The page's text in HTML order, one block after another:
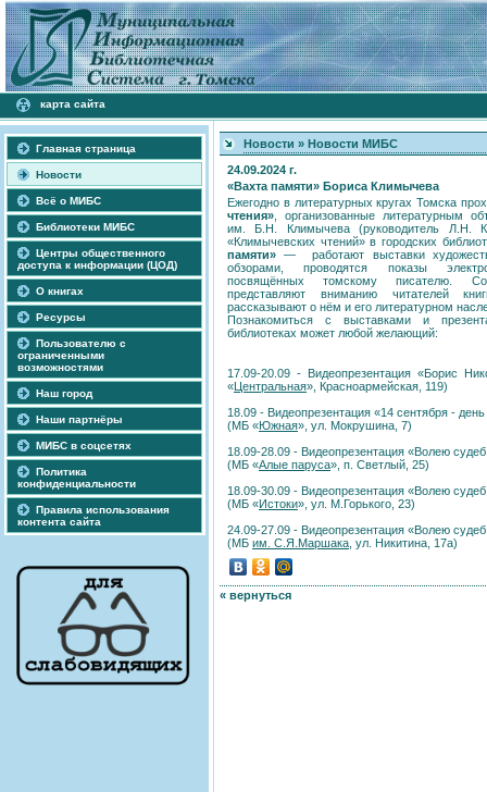
карта сайта
Главная страница
Новости
Всё о МИБС
Библиотеки МИБС
Центры общественного
доступа к информации (ЦОД)
О книгах
Ресурсы
Пользователю с
ограниченными
возможностями
Наш город
Наши партнёры
МИБС в соцсетях
Политика
конфиденциальности
Правила использования
контента сайта
Новости » Новости МИБС
24.09.2024 г.
«Вахта памяти» Бориса Климычева
Ежегодно в литературных кругах Томска
чтения» , организованные литературным
им. Б.Н. Климычева (руководитель Л.Н.
«Климычевских чтений» в городских
памяти»— работают выставки
обзорами, проводятся показы
посвящённых томскому писателю.
представляют вниманию читателей
рассказывают о нём и его литературном
Познакомиться с выставками и
библиотеках может любой желающий:
17.09-20.09 - Видеопрезентация «Борис
«Центральная», Красноармейская, 119)
18.09 - Видеопрезентация «14 сентября -
(МБ «Южная», ул. Мокрушина, 7)
18.09-28.09 - Видеопрезентация «Волею
(МБ «Алые паруса», п. Светлый, 25)
18.09-30.09 - Видеопрезентация «Волею
(МБ «Истоки», ул. М.Горького, 23)
24.09-27.09 - Видеопрезентация «Волею
(МБ им. С.Я.Маршака , ул. Никитина, 17а)
« вернуться